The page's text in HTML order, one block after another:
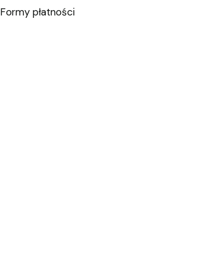
Formy płatności